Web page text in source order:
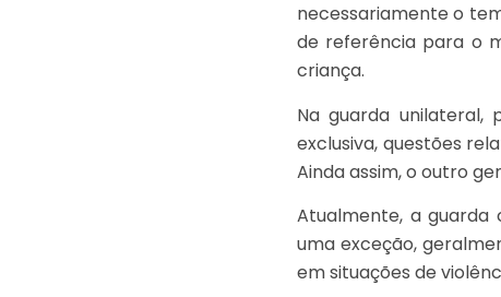
necessariamente o
de referência para o
criança.
Na guarda
exclusiva, questões
Ainda assim, o outro
Atualmente, a guarda
uma exceção,
em situações de